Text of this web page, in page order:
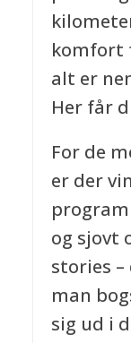
komfort
alt er
Her får
For de
er der
og sjovt
stories
man
sig ud i